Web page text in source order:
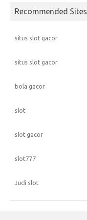
Recommended Sites
situs slot gacor
situs slot gacor
bola gacor
slot
slot gacor
slot777
Judi slot